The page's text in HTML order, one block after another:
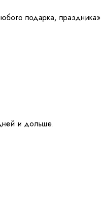
подарка, праздника»
и дольше.